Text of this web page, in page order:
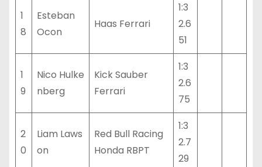
1
8
Esteban
Ocon
Haas Ferrari
1:3
2.6
51
1
9
Nico Hulke
nberg
Kick Sauber
Ferrari
1:3
2.6
75
2
0
Liam Laws
on
Red Bull Racing
Honda RBPT
1:3
2.7
29